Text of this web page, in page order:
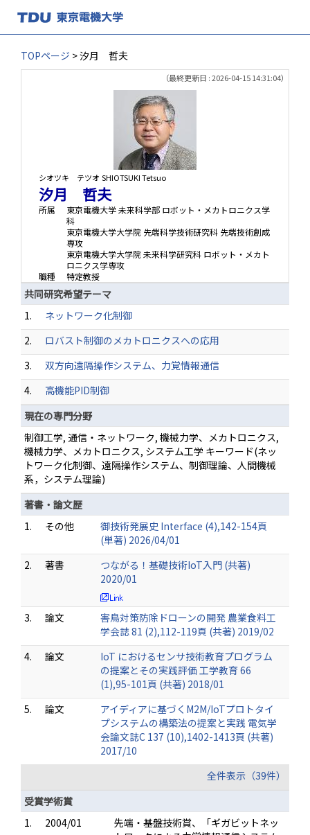
TOPページ > 汐月 哲夫
（最終更新日 : 2026-04-15 14:31:04）
シオツキ テツオ SHIOTSUKI Tetsuo
汐月 哲夫
所属
東京電機大学 未来科学部 ロボット・メカトロニクス学
科
東京電機大学大学院 先端科学技術研究科 先端技術創成
専攻
東京電機大学大学院 未来科学研究科 ロボット・メカト
ロニクス学専攻
職種
特定教授
共同研究希望テーマ
1.
ネットワーク化制御
2.
ロバスト制御のメカトロニクスへの応用
3.
双方向遠隔操作システム、力覚情報通信
4.
高機能PID制御
現在の専門分野
制御工学, 通信・ネットワーク, 機械力学、メカトロニクス,
機械力学、メカトロニクス, システム工学 キーワード(ネッ
トワーク化制御、遠隔操作システム、制御理論、人間機械
系，システム理論)
著書・論文歴
1.
その他
御技術発展史 Interface (4),142-154頁
(単著) 2026/04/01
2.
著書
つながる！基礎技術IoT入門 (共著)
2020/01
3. 論文
害鳥対策防除ドローンの開発 農業食料工
学会誌 81 (2),112-119頁 (共著) 2019/02
4.
論文
IoT におけるセンサ技術教育プログラム
の提案とその実践評価 工学教育 66
(1),95-101頁 (共著) 2018/01
5.
論文
アイディアに基づくM2M/IoTプロトタイ
プシステムの構築法の提案と実践 電気学
会論文誌C 137 (10),1402-1413頁 (共著)
2017/10
全件表示（39件）
受賞学術賞
1.
2004/01
先端・基盤技術賞、「ギガビットネッ